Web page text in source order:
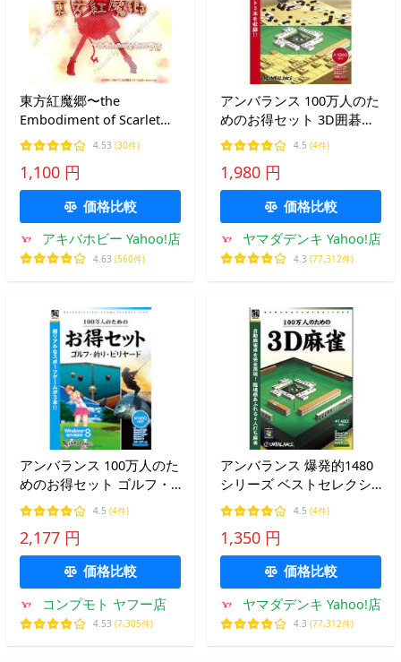
東方紅魔郷〜the
Embodiment of Scarlet
Devil〜 / 上海アリス幻樂
団
4.53 (30件)
1,100 円
価格比較
アキバホビー Yahoo!店
4.63 (560件)
アンバランス 100万人のた
めのお得セット 3D囲碁・
将棋・麻雀
4.5 (4件)
1,980 円
価格比較
ヤマダデンキ Yahoo!店
4.3 (77,312件)
アンバランス 100万人のた
めのお得セット ゴルフ・
釣り・ビリヤード(対応OS:
その他) 目安在庫=△
4.5 (4件)
2,177 円
価格比較
コンプモト ヤフー店
4.53 (7,305件)
アンバランス 爆発的1480
シリーズ ベストセレクシ
ョン 100万人のための3D
麻雀
4.5 (4件)
1,350 円
価格比較
ヤマダデンキ Yahoo!店
4.3 (77,312件)